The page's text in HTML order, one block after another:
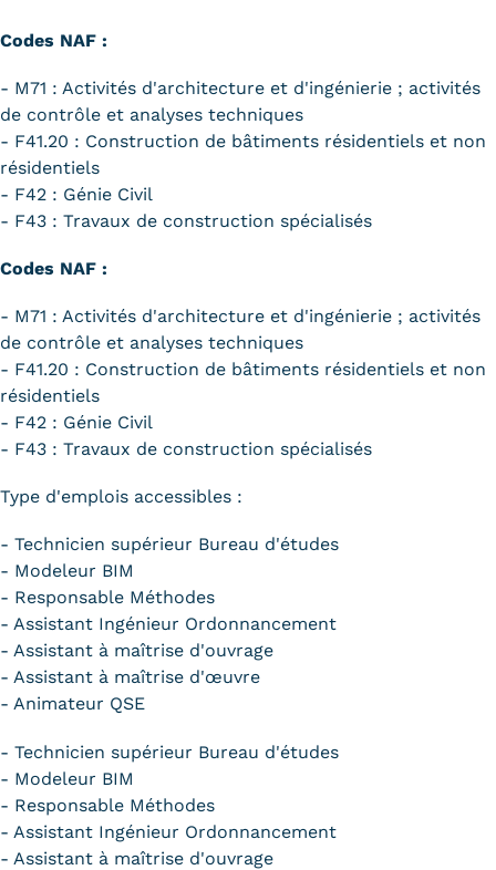
Codes NAF :
- M71 : Activités d'architecture et d'ingénierie ; activités
de contrôle et analyses techniques
- F41.20 : Construction de bâtiments résidentiels et non
résidentiels
- F42 : Génie Civil
- F43 : Travaux de construction spécialisés
Codes NAF :
- M71 : Activités d'architecture et d'ingénierie ; activités
de contrôle et analyses techniques
- F41.20 : Construction de bâtiments résidentiels et non
résidentiels
- F42 : Génie Civil
- F43 : Travaux de construction spécialisés
Type d'emplois accessibles :
- Technicien supérieur Bureau d'études
- Modeleur BIM
- Responsable Méthodes
- Assistant Ingénieur Ordonnancement
- Assistant à maîtrise d'ouvrage
- Assistant à maîtrise d'œuvre
- Animateur QSE
- Technicien supérieur Bureau d'études
- Modeleur BIM
- Responsable Méthodes
- Assistant Ingénieur Ordonnancement
- Assistant à maîtrise d'ouvrage